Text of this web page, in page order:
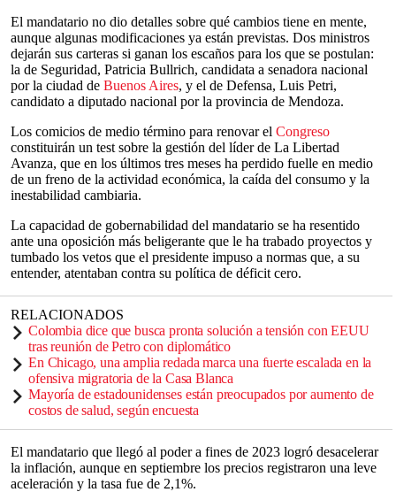
El mandatario no dio detalles sobre qué cambios tiene en mente,
aunque algunas modificaciones ya están previstas. Dos ministros
dejarán sus carteras si ganan los escaños para los que se postulan:
la de Seguridad, Patricia Bullrich, candidata a senadora nacional
por la ciudad de Buenos Aires, y el de Defensa, Luis Petri,
candidato a diputado nacional por la provincia de Mendoza.
Los comicios de medio término para renovar el Congreso
constituirán un test sobre la gestión del líder de La Libertad
Avanza, que en los últimos tres meses ha perdido fuelle en medio
de un freno de la actividad económica, la caída del consumo y la
inestabilidad cambiaria.
La capacidad de gobernabilidad del mandatario se ha resentido
ante una oposición más beligerante que le ha trabado proyectos y
tumbado los vetos que el presidente impuso a normas que, a su
entender, atentaban contra su política de déficit cero.
RELACIONADOS
Colombia dice que busca pronta solución a tensión con EEUU
tras reunión de Petro con diplomático
En Chicago, una amplia redada marca una fuerte escalada en la
ofensiva migratoria de la Casa Blanca
Mayoría de estadounidenses están preocupados por aumento de
costos de salud, según encuesta
El mandatario que llegó al poder a fines de 2023 logró desacelerar
la inflación, aunque en septiembre los precios registraron una leve
aceleración y la tasa fue de 2,1%.